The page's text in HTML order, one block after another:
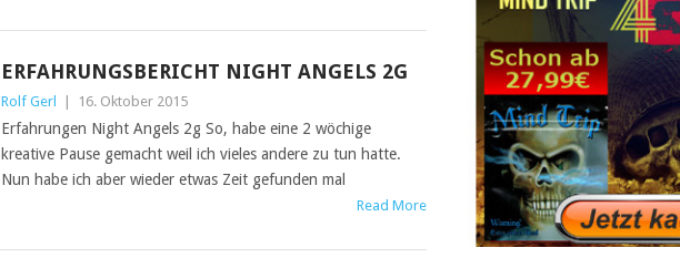
ERFAHRUNGSBERICHT NIGHT ANGELS 2G
Rolf Gerl 16. Oktober 2015
Erfahrungen Night Angels 2g So, habe eine 2 wöchige
kreative Pause gemacht weil ich vieles andere zu tun hatte.
Nun habe ich aber wieder etwas Zeit gefunden mal
Read More